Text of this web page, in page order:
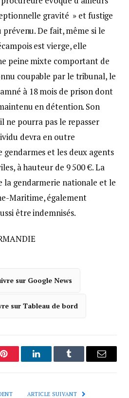
gravité » et fustige
De fait, même si le
est vierge, elle
peine mixte comportant de
coupable par le tribunal, le
à 18 mois de prison dont
en détention. Son
ne pourra pas le repasser
devra en outre
gendarmes et les deux agents
à hauteur de 9 500 €. La
la gendarmerie nationale et le
Maritime, également
être indemnisés.
sur Google News
sur Tableau de bord
Pinterest LinkedInTumblr
ARTICLE SUIVANT